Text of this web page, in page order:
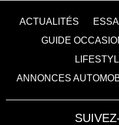
ACTUALITÉS ESSAI
GUIDE
ANNONCES